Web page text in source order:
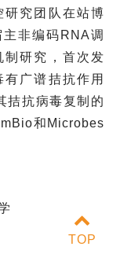
研究团队在站博
非编码RNA调
制研究，首次发
广谱拮抗作用
拮抗病毒复制的
和Microbes
TOP